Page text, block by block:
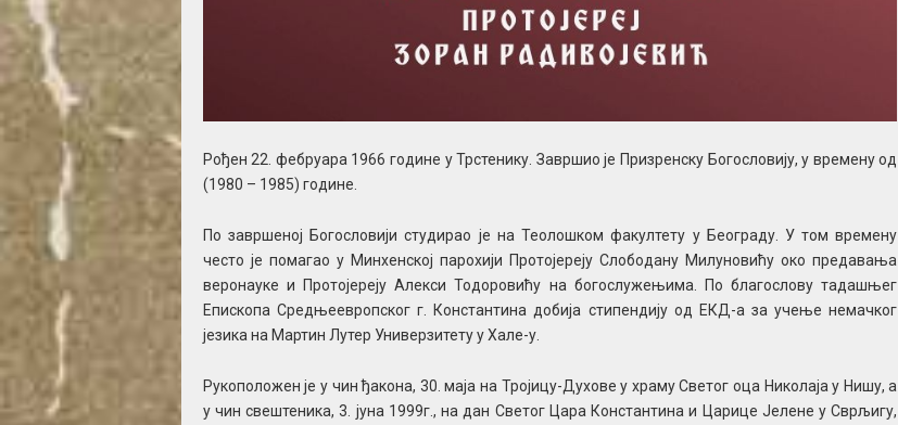
Рођен 22. фебруара 1966 године у Трстенику. Завршио је Призренску Богословију, у времену од
(1980 – 1985) године.
По завршеној Богословији студирао је на Теолошком факултету у Београду. У том времену
често је помагао у Минхенској парохији Протојереју Слободану Милуновићу око предавања
веронауке и Протојереју Алекси Тодоровићу на богослужењима. По благослову тадашњег
Епископа Средњеевропског г. Константина добија стипендију од ЕКД-а за учење немачког
језика на Мартин Лутер Универзитету у Хале-у.
Рукоположен је у чин ђакона, 30. маја на Тројицу-Духове у храму Светог оца Николаја у Нишу, а
у чин свештеника, 3. јуна 1999г., на дан Светог Цара Константина и Царице Јелене у Сврљигу,